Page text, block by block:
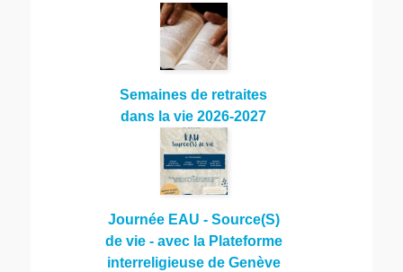
Semaines de retraites
dans la vie 2026-2027
Journée EAU - Source(S)
de vie - avec la Plateforme
interreligieuse de Genève